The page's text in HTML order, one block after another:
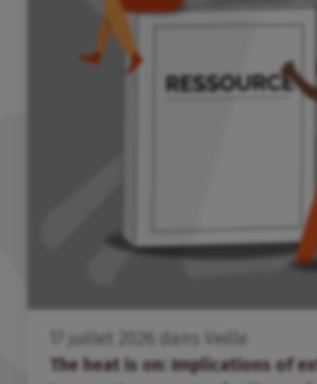
juillet dans
Veille
The heat is on: Implications of